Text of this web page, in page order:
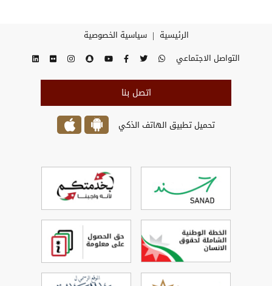
الرئيسية | سياسية الخصوصية
التواصل الاجتماعي
اتصل بنا
تحميل تطبيق الهاتف الذكي